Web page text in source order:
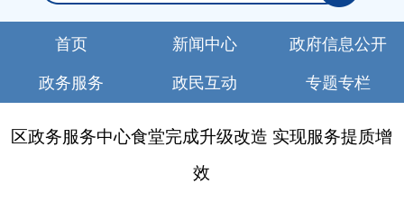
首页 新闻中心 政府信息公开
政务服务 政民互动 专题专栏
区政务服务中心食堂完成升级改造 实现服务提质增
效